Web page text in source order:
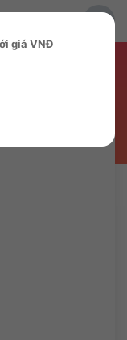
giá VNĐ